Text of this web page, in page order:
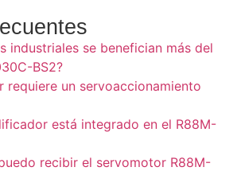
industriales se benefician más del
BS2?
requiere un servoaccionamiento
está integrado en el R88M-
recibir el servomotor R88M-